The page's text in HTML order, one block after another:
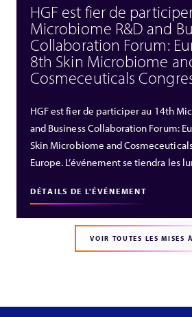
HGF est fier de
Microbiome R&D and
Collaboration Forum:
8th Skin Microbiome
Cosmeceuticals
HGF est fier de participer au 14th
and Business Collaboration Forum:
Skin Microbiome and
Europe. L’événement se tiendra les
DÉTAILS DE L'ÉVÉNEMENT
VOIR TOUTES LES MISES